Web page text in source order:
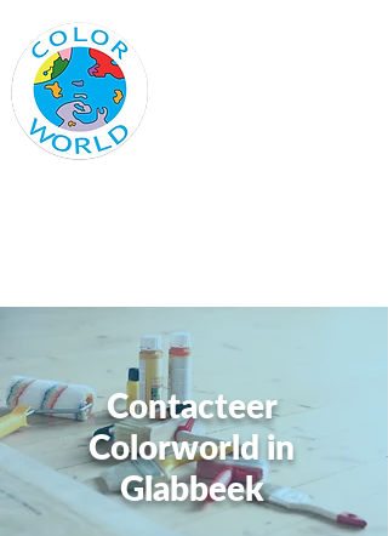
Contacteer
Colorworld in
Glabbeek